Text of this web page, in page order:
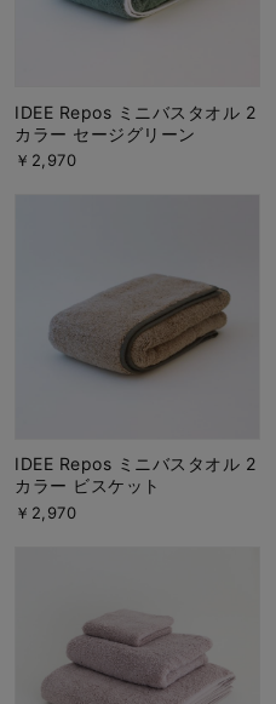
IDEE Repos ミニバスタオル 2
カラー セージグリーン
￥2,970
IDEE Repos ミニバスタオル 2
カラー ビスケット
￥2,970